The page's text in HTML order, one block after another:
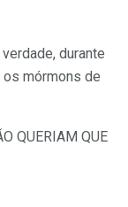
durante
os mórmons de
QUERIAM QUE